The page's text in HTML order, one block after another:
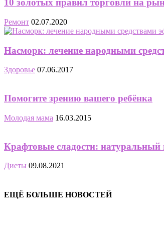
10 золотых правил торговли на
Ремонт 02.07.2020
Насморк: лечение народными
Здоровье 07.06.2017
Помогите зрению вашего ребёнка
Молодая мама 16.03.2015
Крафтовые сладости: натуральный
Диеты 09.08.2021
ЕЩЁ БОЛЬШЕ НОВОСТЕЙ